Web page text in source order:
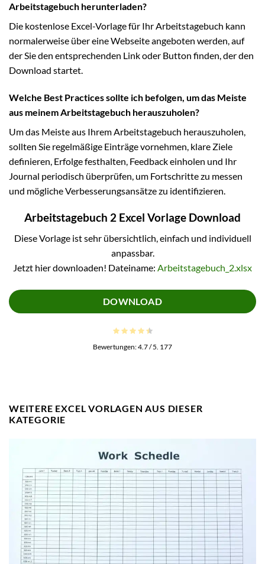
Arbeitstagebuch herunterladen?
Die kostenlose Excel-Vorlage für Ihr Arbeitstagebuch kann
normalerweise über eine Webseite angeboten werden, auf
der Sie den entsprechenden Link oder Button finden, der den
Download startet.
Welche Best Practices sollte ich befolgen, um das Meiste
aus meinem Arbeitstagebuch herauszuholen?
Um das Meiste aus Ihrem Arbeitstagebuch herauszuholen,
sollten Sie regelmäßige Einträge vornehmen, klare Ziele
definieren, Erfolge festhalten, Feedback einholen und Ihr
Journal periodisch überprüfen, um Fortschritte zu messen
und mögliche Verbesserungsansätze zu identifizieren.
Arbeitstagebuch 2 Excel Vorlage Download
Diese Vorlage ist sehr übersichtlich, einfach und individuell
anpassbar.
Jetzt hier downloaden! Dateiname: Arbeitstagebuch_2.xlsx
DOWNLOAD
Bewertungen:4.7/ 5. 177
WEITERE EXCEL VORLAGEN AUS DIESER
KATEGORIE